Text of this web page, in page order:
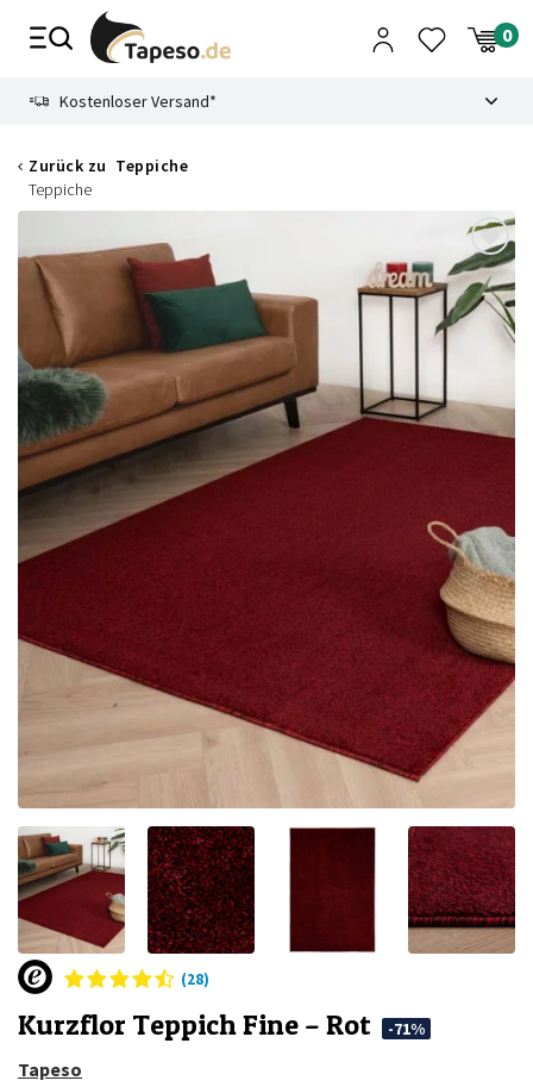
Zusammenbruch
Kostenloser Versand*
Zurück zu Teppiche
Teppiche
(28)
Kurzflor Teppich Fine – Rot -71%
Tapeso